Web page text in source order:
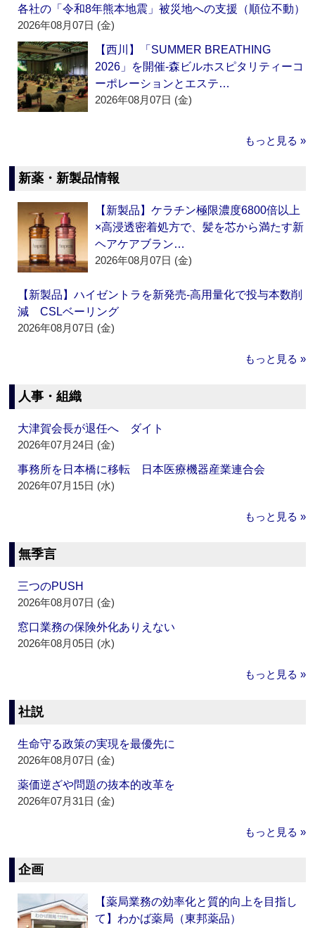
各社の「令和8年熊本地震」被災地への支援（順位不動）
2026年08月07日 (金)
【西川】「SUMMER BREATHING
2026」を開催‐森ビルホスピタリティーコ
ーポレーションとエステ…
2026年08月07日 (金)
もっと見る »
新薬・新製品情報
【新製品】ケラチン極限濃度6800倍以上
×高浸透密着処方で、髪を芯から満たす新
ヘアケアブラン…
2026年08月07日 (金)
【新製品】ハイゼントラを新発売‐高用量化で投与本数削
減 CSLベーリング
2026年08月07日 (金)
もっと見る »
人事・組織
大津賀会長が退任へ ダイト
2026年07月24日 (金)
事務所を日本橋に移転 日本医療機器産業連合会
2026年07月15日 (水)
もっと見る »
無季言
三つのPUSH
2026年08月07日 (金)
窓口業務の保険外化ありえない
2026年08月05日 (水)
もっと見る »
社説
生命守る政策の実現を最優先に
2026年08月07日 (金)
薬価逆ざや問題の抜本的改革を
2026年07月31日 (金)
もっと見る »
企画
【薬局業務の効率化と質的向上を目指し
て】わかば薬局（東邦薬品）